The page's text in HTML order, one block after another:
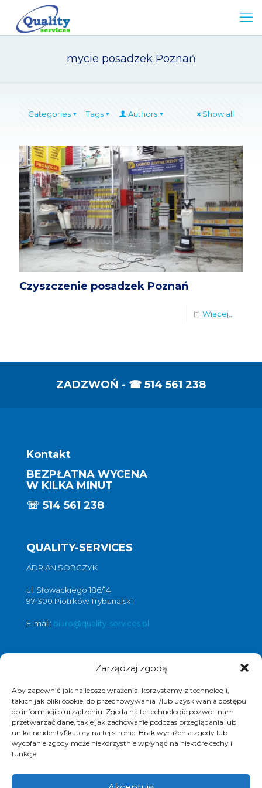
Zarządzaj zgodą
Aby zapewnić jak najlepsze wrażenia, korzystamy z technologii,
takich jak pliki cookie, do przechowywania i/lub uzyskiwania dostępu
do informacji o urządzeniu. Zgoda na te technologie pozwoli nam
przetwarzać dane, takie jak zachowanie podczas przeglądania lub
unikalne identyfikatory na tej stronie. Brak wyrażenia zgody lub
wycofanie zgody może niekorzystnie wpłynąć na niektóre cechy i
funkcje.
mycie posadzek Poznań
Categories Tags Authors Show all
Czyszczenie posadzek Poznań
Więcej...
ZADZWOŃ - ☎ 514 561 238
Kontakt
BEZPŁATNA WYCENA
W KILKA MINUT
☏ 514 561 238
QUALITY-SERVICES
ADRIAN SOBCZYK
ul. Słowackiego 186/14
97-300 Piotrków Trybunalski
E-mail: biuro@quality-services.pl
Oferta usług czyszczenia posadzek i
czyszczenie posadzek Warszawa,
czyszczenie posadzek Łódź,
czyszczenie posadzek Poznań,
czyszczenie posadzek Katowice,